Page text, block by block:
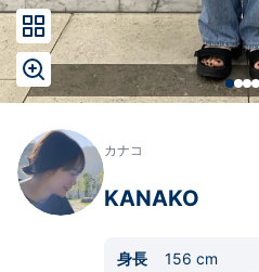
カナコ
KANAKO
身長 156 cm